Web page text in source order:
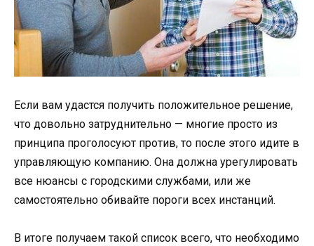
Если вам удастся получить положительное решение,
что довольно затруднительно — многие просто из
принципа проголосуют против, то после этого идите в
управляющую компанию. Она должна урегулировать
все нюансы с городскими службами, или же
самостоятельно обивайте пороги всех инстанций.
В итоге получаем такой список всего, что необходимо